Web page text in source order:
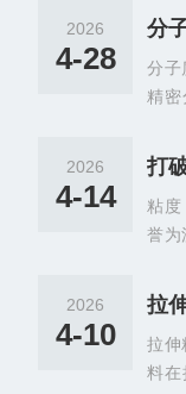
备
M、
成型
数
对样
量、
物料
稳定
化工
领
2026
4-28
分子
精
量
映分
检测
广泛
工具
足，
多种
2026
4-14
粘度
誉为
意
度计
耗
而，
2026
4-10
拉伸
料在